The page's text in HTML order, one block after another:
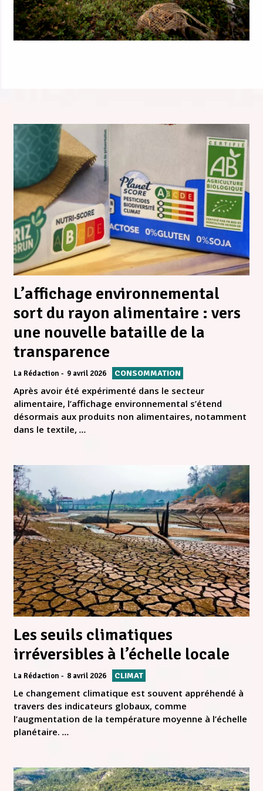
L’affichage environnemental
sort du rayon alimentaire : vers
une nouvelle bataille de la
transparence
La Rédaction 9 avril 2026 CONSOMMATION
Après avoir été expérimenté dans le secteur
alimentaire, l’affichage environnemental s’étend
désormais aux produits non alimentaires, notamment
dans le textile, ...
Les seuils climatiques
irréversibles à l’échelle locale
La Rédaction 8 avril 2026 CLIMAT
Le changement climatique est souvent appréhendé à
travers des indicateurs globaux, comme
l’augmentation de la température moyenne à l’échelle
planétaire. ...